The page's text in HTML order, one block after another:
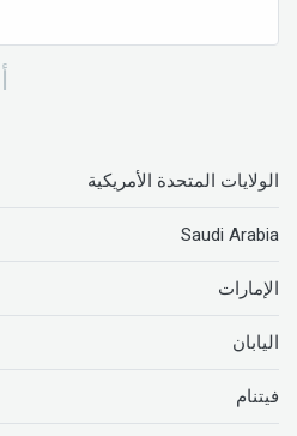
الولايات المتحدة الأمريكية
Saudi Arabia
الإمارات
اليابان
فيتنام